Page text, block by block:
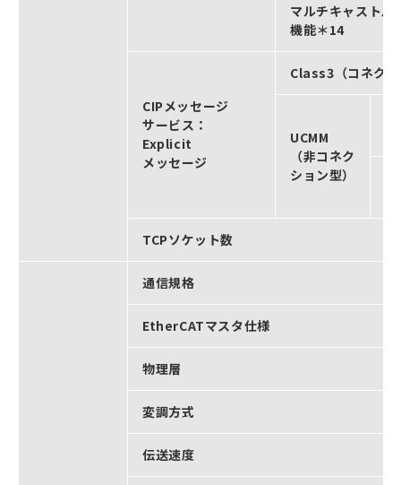
マルチキャストパ
機能＊14
CIPメッセージ
サービス：
Explicit
メッセージ
Class3（コネク
UCMM
（非コネク
ション型）
TCPソケット数
通信規格
EtherCATマスタ仕様
物理層
変調方式
伝送速度